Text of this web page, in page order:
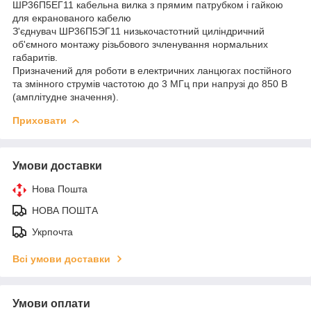
ШР36П5ЕГ11 кабельна вилка з прямим патрубком і гайкою
для екранованого кабелю
З'єднувач ШР36П5ЭГ11 низькочастотний циліндричний
об'ємного монтажу різьбового зчленування нормальних
габаритів.
Призначений для роботи в електричних ланцюгах постійного
та змінного струмів частотою до 3 МГц при напрузі до 850 В
(амплітудне значення).
Приховати
Умови доставки
Нова Пошта
НОВА ПОШТА
Укрпочта
Всі умови доставки
Умови оплати